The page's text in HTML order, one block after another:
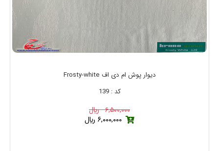
دیوار پوش ام دی اف Frosty-white
کد : 139
۶,۵۰۰,۰۰۰ ريال
۶,۰۰۰,۰۰۰ ريال